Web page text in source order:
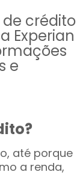
crédito
Experian
e
até porque
a renda,